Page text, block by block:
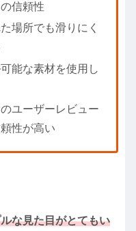
信頼性
場所でも滑りにく
能な素材を使用し
のユーザーレビュー
性が高い
な見た目がとてもい